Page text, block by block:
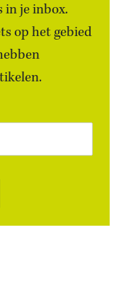
in je inbox.
op het gebied